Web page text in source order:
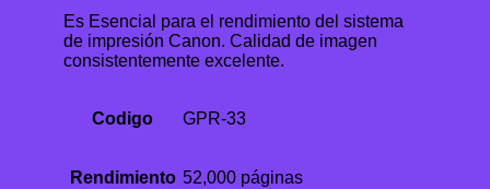
Es Esencial para el rendimiento del sistema
de impresión Canon. Calidad de imagen
consistentemente excelente.
Codigo GPR-33
Rendimiento 52,000 páginas